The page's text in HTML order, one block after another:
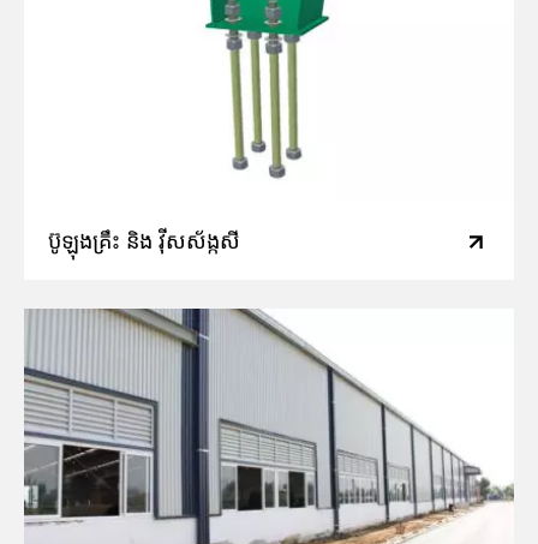
ប៊ូឡុងគ្រឹះ និង វ៉ីសស័ង្កសី